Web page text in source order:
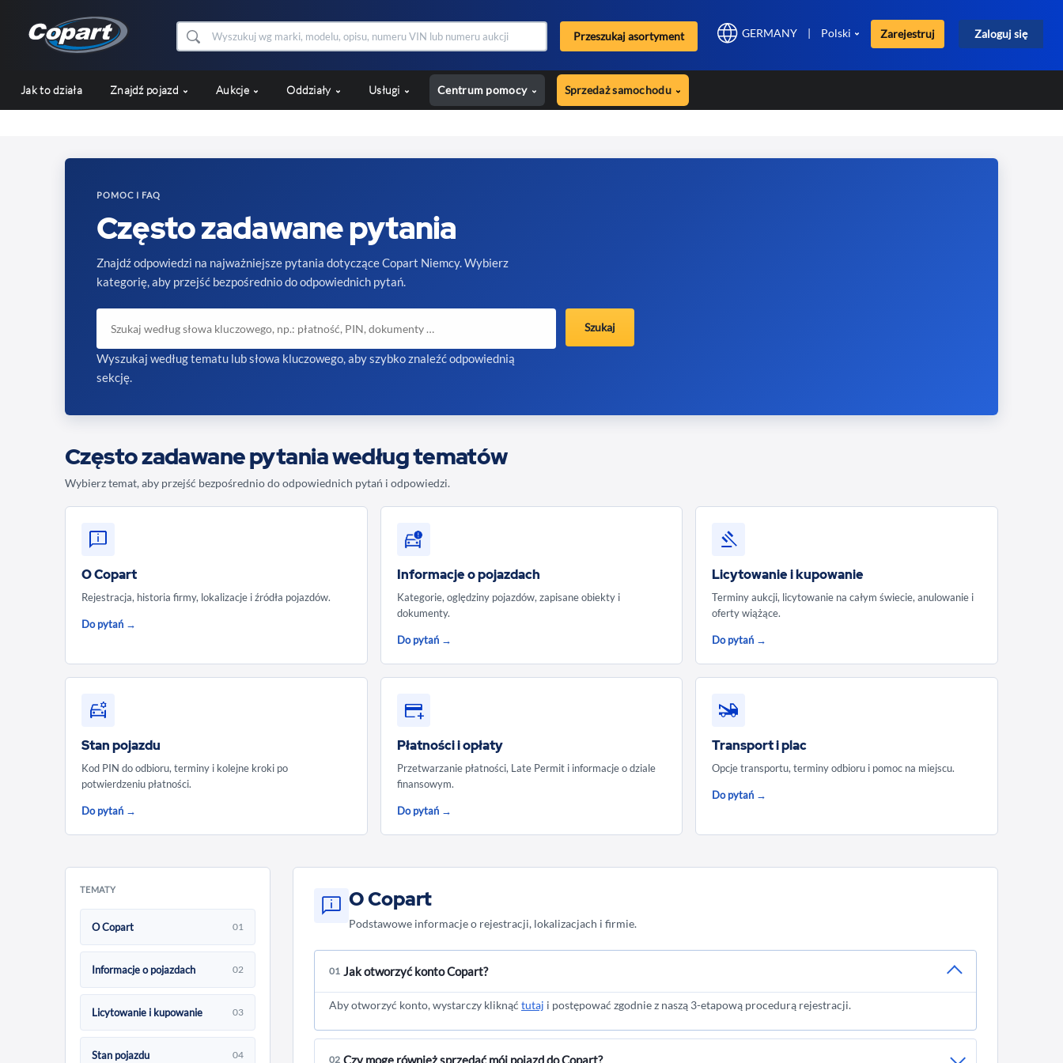
Przeszukaj asortyment GERMANY | Polski Zarejestruj Zaloguj się
Jak to działa Znajdź pojazd Aukcje Oddziały Usługi Centrum pomocy Sprzedaż samochodu
POMOC I FAQ
Często zadawane pytania
Znajdź odpowiedzi na najważniejsze pytania dotyczące Copart Niemcy. Wybierz
kategorię, aby przejść bezpośrednio do odpowiednich pytań.
Szukaj
Wyszukaj według tematu lub słowa kluczowego, aby szybko znaleźć odpowiednią
sekcję.
Często zadawane pytania według tematów
Wybierz temat, aby przejść bezpośrednio do odpowiednich pytań i odpowiedzi.
O Copart
Rejestracja, historia firmy, lokalizacje i źródła pojazdów.
Do pytań →
Informacje o pojazdach
Kategorie, oględziny pojazdów, zapisane obiekty i
dokumenty.
Do pytań →
Licytowanie i kupowanie
Terminy aukcji, licytowanie na całym świecie, anulowanie i
oferty wiążące.
Do pytań →
Stan pojazdu
Kod PIN do odbioru, terminy i kolejne kroki po
potwierdzeniu płatności.
Do pytań →
Płatności i opłaty
Przetwarzanie płatności, Late Permit i informacje o dziale
finansowym.
Do pytań →
Transport i plac
Opcje transportu, terminy odbioru i pomoc na miejscu.
Do pytań →
TEMATY
O Copart 01
Informacje o pojazdach 02
Licytowanie i kupowanie 03
Stan pojazdu 04
O Copart
Podstawowe informacje o rejestracji, lokalizacjach i firmie.
01 Jak otworzyć konto Copart?
Aby otworzyć konto, wystarczy kliknąć tutaj i postępować zgodnie z naszą 3-etapową procedurą rejestracji.
02 Czy mogę również sprzedać mój pojazd do Copart?